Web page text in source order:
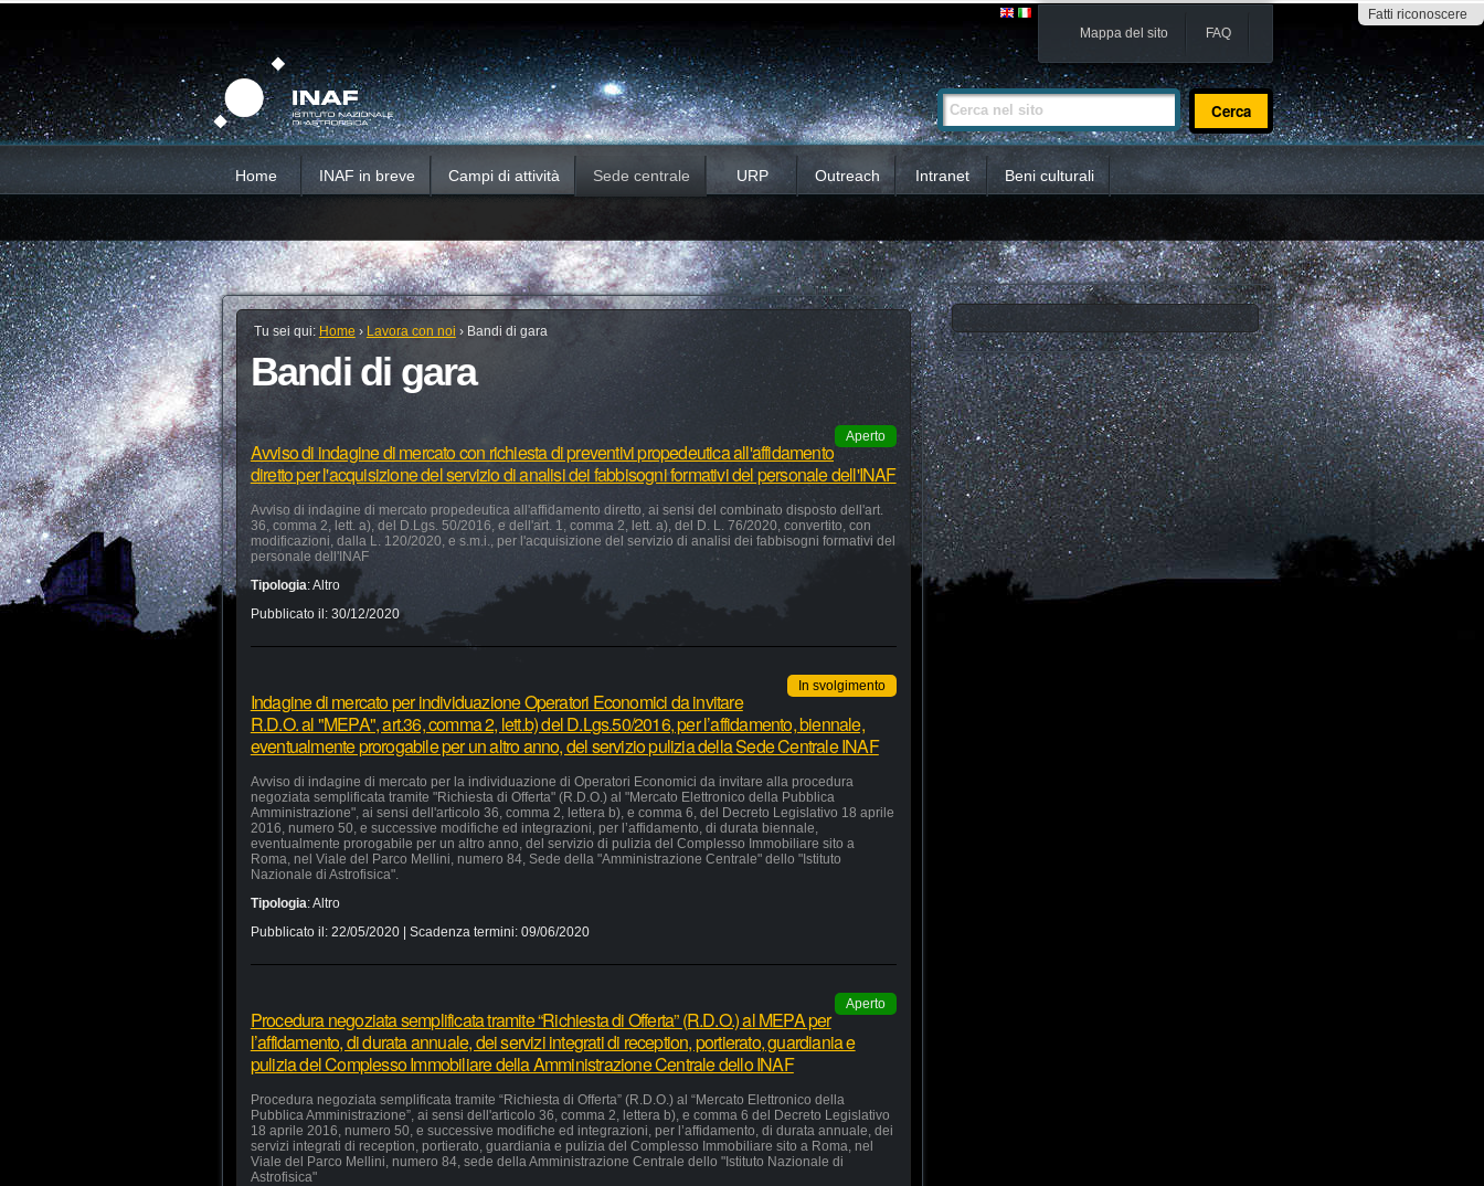
Fatti riconoscere
contenuti.
Salta
alla
navigazione
Mappa del sito FAQ
Cerca nel sito
Ricerca
avanzata…
Home INAF in breve Campi di attività Sede centrale URP Outreach Intranet Beni culturali
Tu sei qui: Home › Lavora con noi › Bandi di gara
Bandi di gara
Aperto
Avviso di indagine di mercato con richiesta di preventivi propedeutica all'affidamento
diretto per l'acquisizione del servizio di analisi dei fabbisogni formativi del personale dell'INAF
Avviso di indagine di mercato propedeutica all'affidamento diretto, ai sensi del combinato disposto dell'art.
36, comma 2, lett. a), del D.Lgs. 50/2016, e dell'art. 1, comma 2, lett. a), del D. L. 76/2020, convertito, con
modificazioni, dalla L. 120/2020, e s.m.i., per l'acquisizione del servizio di analisi dei fabbisogni formativi del
personale dell'INAF
Tipologia:Altro
Pubblicato il: 30/12/2020
In svolgimento
Indagine di mercato per individuazione Operatori Economici da invitare
R.D.O. al "MEPA", art.36, comma 2, lett.b) del D.Lgs.50/2016, per l’affidamento, biennale,
eventualmente prorogabile per un altro anno, del servizio pulizia della Sede Centrale INAF
Avviso di indagine di mercato per la individuazione di Operatori Economici da invitare alla procedura
negoziata semplificata tramite "Richiesta di Offerta" (R.D.O.) al "Mercato Elettronico della Pubblica
Amministrazione", ai sensi dell'articolo 36, comma 2, lettera b), e comma 6, del Decreto Legislativo 18 aprile
2016, numero 50, e successive modifiche ed integrazioni, per l’affidamento, di durata biennale,
eventualmente prorogabile per un altro anno, del servizio di pulizia del Complesso Immobiliare sito a
Roma, nel Viale del Parco Mellini, numero 84, Sede della "Amministrazione Centrale" dello "Istituto
Nazionale di Astrofisica".
Tipologia:Altro
Pubblicato il: 22/05/2020| Scadenza termini: 09/06/2020
Aperto
Procedura negoziata semplificata tramite “Richiesta di Offerta” (R.D.O.) al MEPA per
l’affidamento, di durata annuale, dei servizi integrati di reception, portierato, guardiania e
pulizia del Complesso Immobiliare della Amministrazione Centrale dello INAF
Procedura negoziata semplificata tramite “Richiesta di Offerta” (R.D.O.) al “Mercato Elettronico della
Pubblica Amministrazione”, ai sensi dell'articolo 36, comma 2, lettera b), e comma 6 del Decreto Legislativo
18 aprile 2016, numero 50, e successive modifiche ed integrazioni, per l’affidamento, di durata annuale, dei
servizi integrati di reception, portierato, guardiania e pulizia del Complesso Immobiliare sito a Roma, nel
Viale del Parco Mellini, numero 84, sede della Amministrazione Centrale dello "Istituto Nazionale di
Astrofisica"